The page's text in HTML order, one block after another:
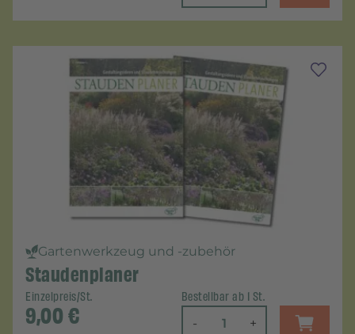
Gartenwerkzeug und -zubehör
Staudenplaner
Einzelpreis/St.
9,00€
Bestellbar ab 1 St.
- +